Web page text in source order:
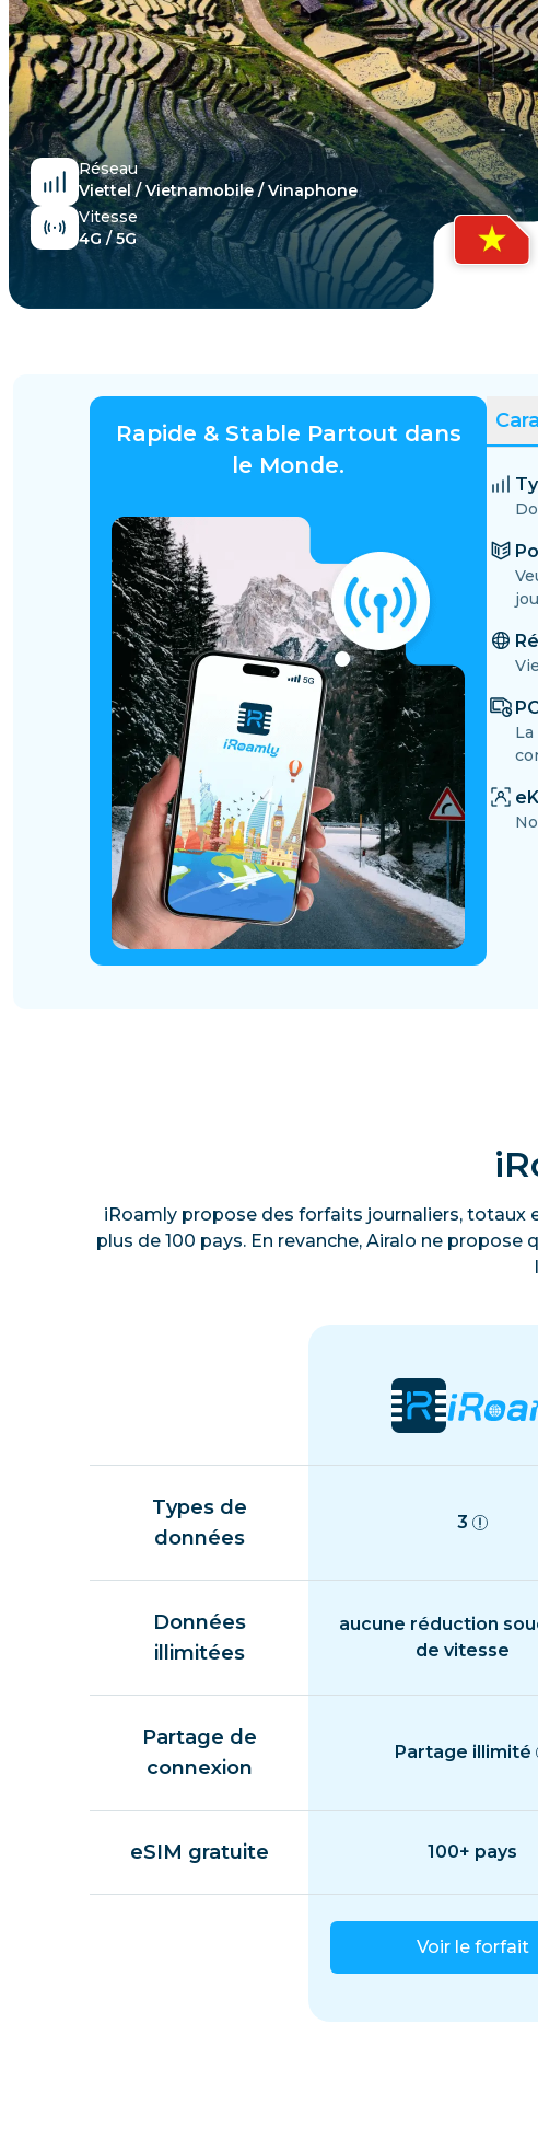
Réseau
Viettel / Vietnamobile / Vinaphone
Vitesse
4G / 5G
Rapide & Stable Partout dans
le Monde.
iRoamly propose des forfaits journaliers, totaux
plus de 100 pays. En revanche, Airalo ne
Types de
données
3
Données
illimitées
aucune réduction
de vitesse
Partage de
connexion
Partage illimité
eSIM gratuite 100+ pays
Voir le forfait